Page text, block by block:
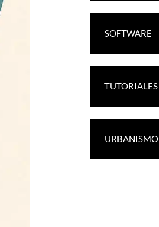
SOFTWARE
TUTORIALES
URBANISMO